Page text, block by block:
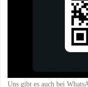
Uns gibt es auch bei